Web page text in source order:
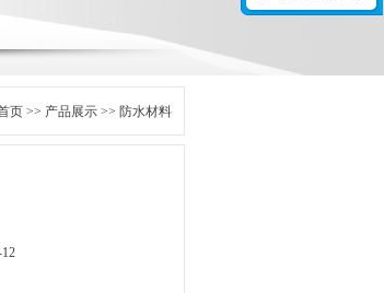
页 >> 产品展示 >> 防水材料